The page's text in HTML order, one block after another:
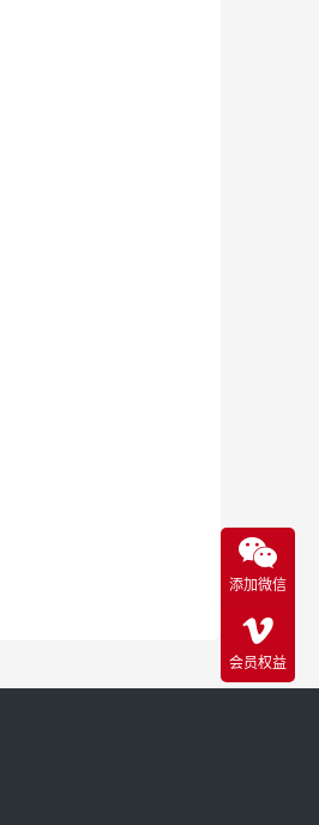
添加微信
会员权益